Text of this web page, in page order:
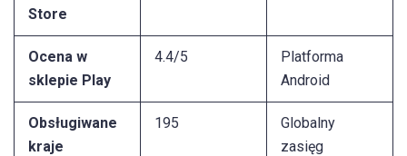
Store
Ocena w
sklepie Play
4.4/5
Platforma
Android
Obsługiwane
kraje
195
Globalny
zasięg